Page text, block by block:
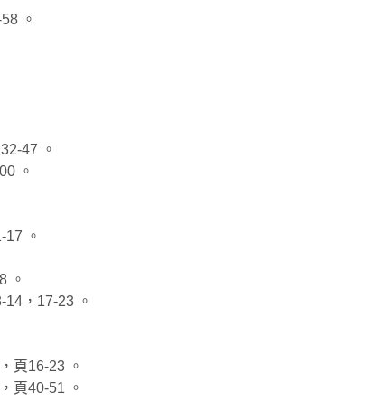
。
47 。
。
。
。
，17-23 。
頁16-23 。
頁40-51 。